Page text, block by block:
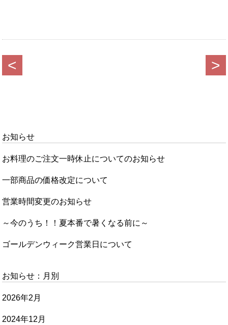
< >
お知らせ
お料理のご注文一時休止についてのお知らせ
一部商品の価格改定について
営業時間変更のお知らせ
～今のうち！！夏本番で暑くなる前に～
ゴールデンウィーク営業日について
お知らせ：月別
2026年2月
2024年12月